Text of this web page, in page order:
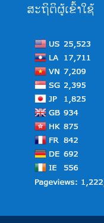
ສະຖິຕິຜູ້ເຂົ້າໃຊ້